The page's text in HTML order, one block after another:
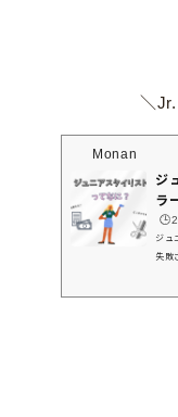
＼
Monan
ジ
ラ
ジュ
失敗